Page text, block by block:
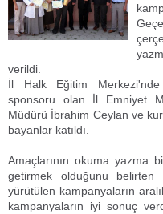
verildi.
İl Halk Eğitim Merkezi'nde
sponsoru olan İl Emniyet
Müdürü İbrahim Ceylan ve
bayanlar katıldı.
Amaçlarının okuma yazma
getirmek olduğunu belirten
yürütülen kampanyaların
kampanyaların iyi sonuç